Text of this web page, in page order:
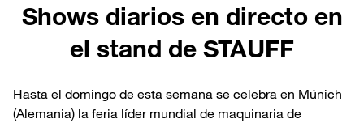
Shows diarios en directo en
el stand de STAUFF
Hasta el domingo de esta semana se celebra en Múnich
(Alemania) la feria líder mundial de maquinaria de